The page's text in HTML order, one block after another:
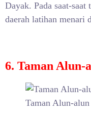
Dayak. Pada saat-
daerah latihan menari
6. Taman Alun-
Taman Alun-